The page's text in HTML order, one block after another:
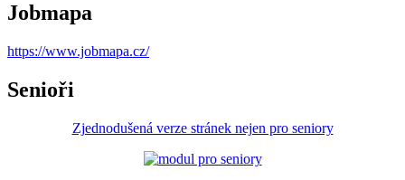
Jobmapa
https://www.jobmapa.cz/
Senioři
Zjednodušená verze stránek nejen pro seniory